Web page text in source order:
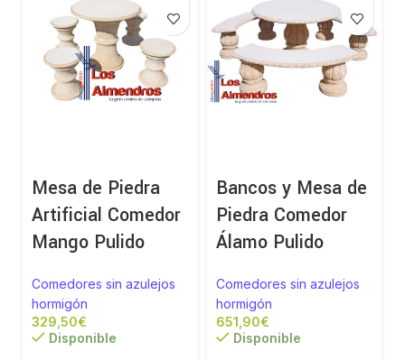
Mesa de Piedra
Artificial Comedor
Mango Pulido
Comedores sin azulejos
hormigón
€
Disponible
Bancos y Mesa de
Piedra Comedor
Álamo Pulido
Comedores sin azulejos
hormigón
€
Disponible